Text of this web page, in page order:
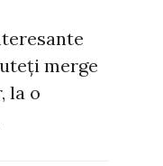
merge
la o